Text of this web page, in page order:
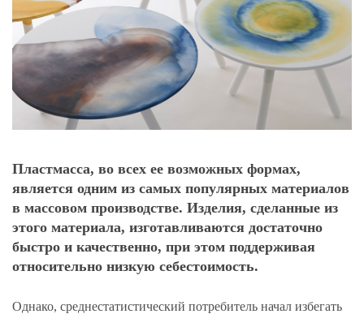
Пластмасса, во всех ее возможных формах,
является одним из самых популярных материалов
в массовом производстве. Изделия, сделанные из
этого материала, изготавливаются достаточно
быстро и качественно, при этом поддерживая
относительно низкую себестоимость.
Однако, среднестатистический потребитель начал избегать